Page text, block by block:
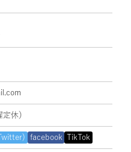
休）
facebook TikTok